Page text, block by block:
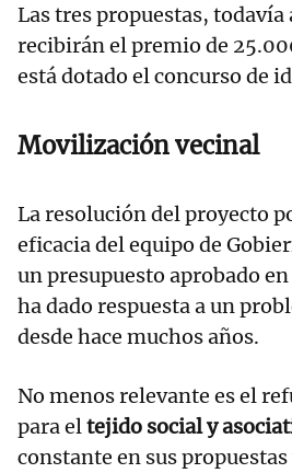
Las tres propuestas,
recibirán el premio de
está dotado el concurso de
Movilización vecinal
La resolución del proyecto
eficacia del equipo de
un presupuesto aprobado
ha dado respuesta a un
desde hace muchos años.
No menos relevante es el
para eltejido social y
constante en sus